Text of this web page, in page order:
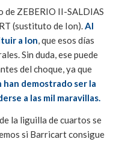
ZEBERIO II-SALDIAS
(sustituto de Ion).Al
a Ion, que esos días
Sin duda, ese puede
del choque, ya que
demostrado ser la
a las mil maravillas.
la liguilla de cuartos se
si Barricart consigue